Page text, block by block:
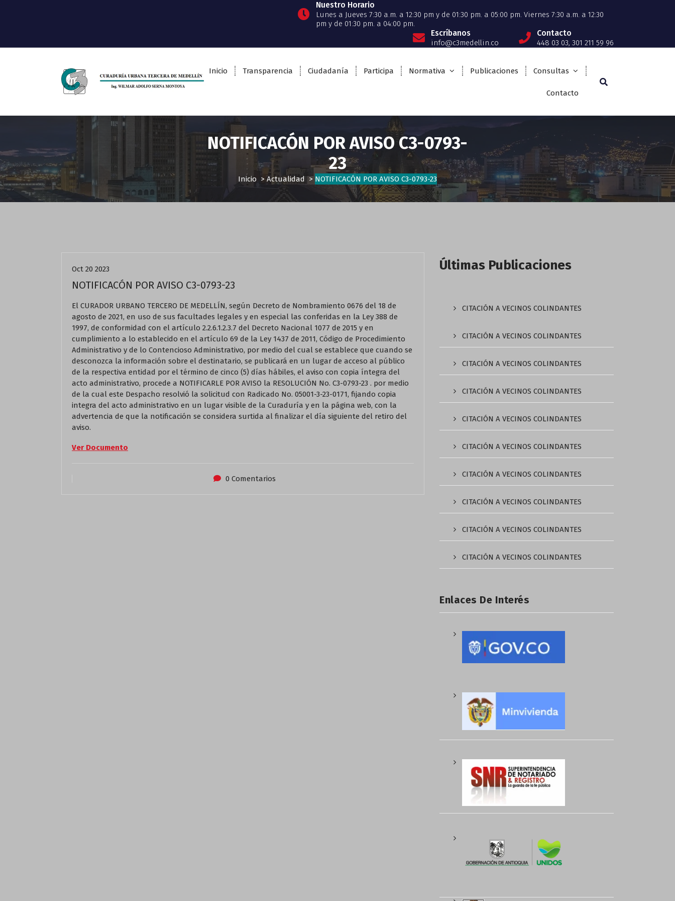
Nuestro Horario
Lunes a Jueves 7:30 a.m. a 12:30 pm y de 01:30 pm. a 05:00 pm. Viernes 7:30 a.m. a 12:30
pm y de 01:30 pm. a 04:00 pm.
Escríbanos
info@c3medellin.co
Contacto
448 03 03, 301 211 59 96
Inicio Transparencia Ciudadanía Participa Normativa Publicaciones Consultas
Contacto
NOTIFICACÓN POR AVISO C3-0793-
23
Inicio >Actualidad > NOTIFICACÓN POR AVISO C3-0793-23
Oct 20 2023
NOTIFICACÓN POR AVISO C3-0793-23
El CURADOR URBANO TERCERO DE MEDELLÍN, según Decreto de Nombramiento 0676 del 18 de
agosto de 2021, en uso de sus facultades legales y en especial las conferidas en la Ley 388 de
1997, de conformidad con el artículo 2.2.6.1.2.3.7 del Decreto Nacional 1077 de 2015 y en
cumplimiento a lo establecido en el artículo 69 de la Ley 1437 de 2011, Código de Procedimiento
Administrativo y de lo Contencioso Administrativo, por medio del cual se establece que cuando se
desconozca la información sobre el destinatario, se publicará en un lugar de acceso al público
de la respectiva entidad por el término de cinco (5) días hábiles, el aviso con copia íntegra del
acto administrativo, procede a NOTIFICARLE POR AVISO la RESOLUCIÓN No. C3-0793-23 . por medio
de la cual este Despacho resolvió la solicitud con Radicado No. 05001-3-23-0171, fijando copia
integra del acto administrativo en un lugar visible de la Curaduría y en la página web, con la
advertencia de que la notificación se considera surtida al finalizar el día siguiente del retiro del
aviso.
Ver Documento
0 Comentarios
Últimas Publicaciones
CITACIÓN A VECINOS COLINDANTES
CITACIÓN A VECINOS COLINDANTES
CITACIÓN A VECINOS COLINDANTES
CITACIÓN A VECINOS COLINDANTES
CITACIÓN A VECINOS COLINDANTES
CITACIÓN A VECINOS COLINDANTES
CITACIÓN A VECINOS COLINDANTES
CITACIÓN A VECINOS COLINDANTES
CITACIÓN A VECINOS COLINDANTES
CITACIÓN A VECINOS COLINDANTES
Enlaces De Interés